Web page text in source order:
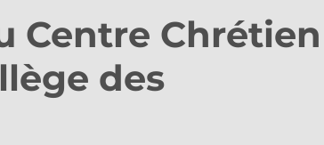
Centre Chrétien
des